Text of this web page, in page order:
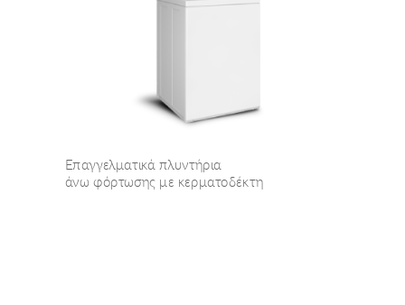
Επαγγελματικά πλυντήρια
άνω φόρτωσης με κερματοδέκτη